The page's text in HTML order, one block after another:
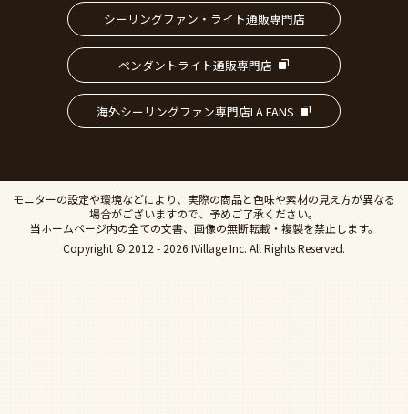
シーリングファン・ライト通販専門店
ペンダントライト通販専門店
海外シーリングファン専門店LA FANS
モニターの設定や環境などにより、実際の商品と色味や素材の見え方が異なる
場合がございますので、予めご了承ください。
当ホームページ内の全ての文書、画像の無断転載・複製を禁止します。
Copyright © 2012 - 2026 IVillage Inc. All Rights Reserved.